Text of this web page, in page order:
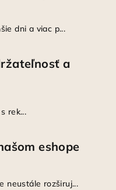
dni a viac p...
a
rek...
eshope
neustále rozširuj...